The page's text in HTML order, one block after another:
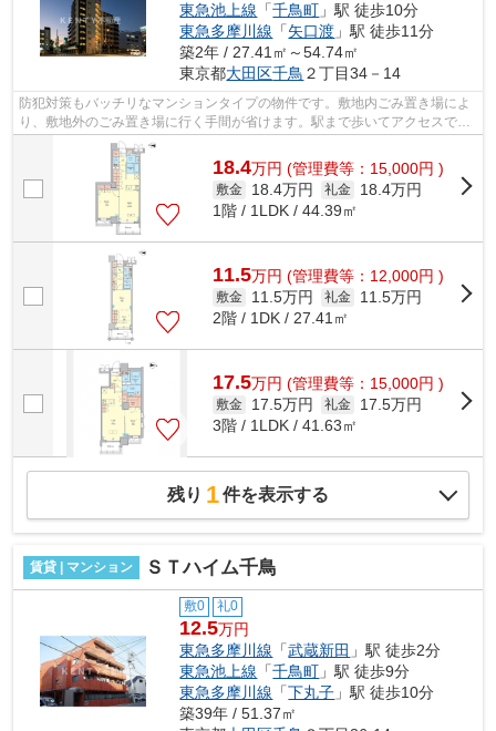
東急池上線 「千鳥町 」駅 徒歩10分
東急多摩川線 「矢口渡 」駅 徒歩11分
築2年 / 27.41㎡～54.74㎡
東京都大田区千鳥 ２丁目34－14
防犯対策もバッチリなマンションタイプの物件です。敷地内ごみ置き場によ
り、敷地外のごみ置き場に行く手間が省けます。駅まで歩いてアクセスでき
る、徒歩5分の距離に立地する物件です...
18.4万円 (管理費等：15,000円 )
敷金 18.4万円 礼金
18.4万円
1階 / 1LDK / 44.39㎡
11.5万円 (管理費等：12,000円 )
敷金 11.5万円 礼金
11.5万円
2階 / 1DK / 27.41㎡
17.5万円 (管理費等：15,000円 )
敷金 17.5万円 礼金
17.5万円
3階 / 1LDK / 41.63㎡
残り 1件を表示する
賃貸 | マンション ＳＴハイム千鳥
敷0 礼0
12.5万円
東急多摩川線 「武蔵新田 」駅 徒歩2分
東急池上線 「千鳥町 」駅 徒歩9分
東急多摩川線 「下丸子 」駅 徒歩10分
築39年 / 51.37㎡